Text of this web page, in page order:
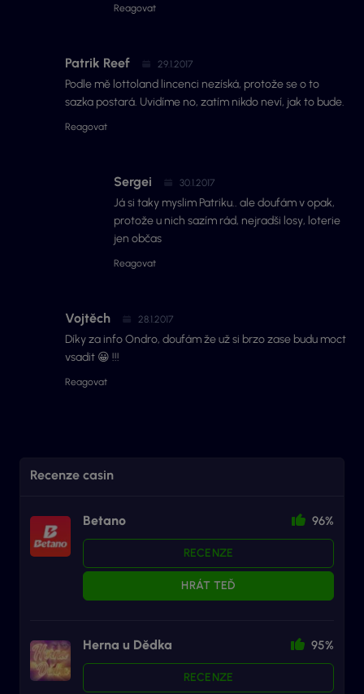
Reagovat
Patrik Reef 29.1.2017
Podle mě lottoland lincenci nezíská, protože se o to
sazka postará. Uvidíme no, zatím nikdo neví, jak to bude.
Reagovat
Sergei 30.1.2017
Já si taky myslim Patriku.. ale doufám v opak,
protože u nich sazím rád, nejradši losy, loterie
jen občas
Reagovat
Vojtěch 28.1.2017
Díky za info Ondro, doufám že už si brzo zase budu moct
vsadit 😀 !!!
Reagovat
Recenze casin
Betano 96%
RECENZE
HRÁT TEĎ
Herna u Dědka 95%
RECENZE